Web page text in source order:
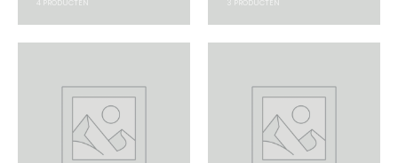
PRODUCTEN 3 PRODUCTEN